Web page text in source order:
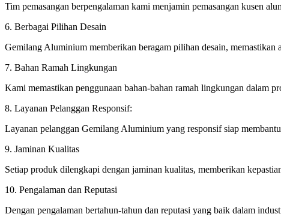
Tim pemasangan berpengalaman kami menjamin pemasangan kusen
6. Berbagai Pilihan Desain
Gemilang Aluminium memberikan beragam pilihan desain,
7. Bahan Ramah Lingkungan
Kami memastikan penggunaan bahan-bahan ramah lingkungan dalam
8. Layanan Pelanggan Responsif:
Layanan pelanggan Gemilang Aluminium yang responsif siap
9. Jaminan Kualitas
Setiap produk dilengkapi dengan jaminan kualitas, memberikan
10. Pengalaman dan Reputasi
Dengan pengalaman bertahun-tahun dan reputasi yang baik dalam